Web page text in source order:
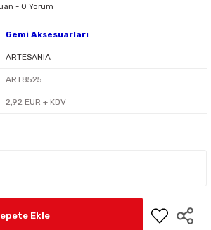
- 0 Yorum
Gemi Aksesuarları
ARTESANIA
ART8525
2,92 EUR + KDV
Ekle